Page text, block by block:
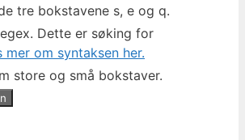
tre bokstavene s, e og q.
Dette er søking for
mer om syntaksen her.
store og små bokstaver.